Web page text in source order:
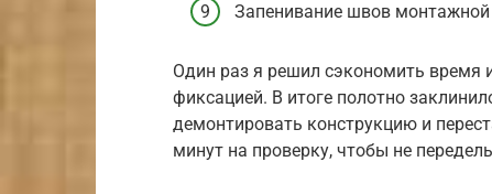
Запенивание швов
Один раз я решил сэкономить время
фиксацией. В итоге полотно
демонтировать конструкцию и
минут на проверку, чтобы не